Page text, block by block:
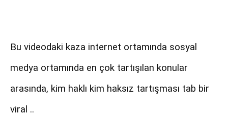
Bu videodaki kaza internet ortamında sosyal
medya ortamında en çok tartışılan konular
arasında, kim haklı kim haksız tartışması tab bir
viral ..